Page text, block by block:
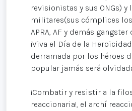
revisionistas y sus ONGs) y
militares(sus cómplices
APRA, AF y demás
¡Viva el Día de la
derramada por los héroes
popular jamás será
¡Combatir y resistir a la
reaccionaria!, el archí